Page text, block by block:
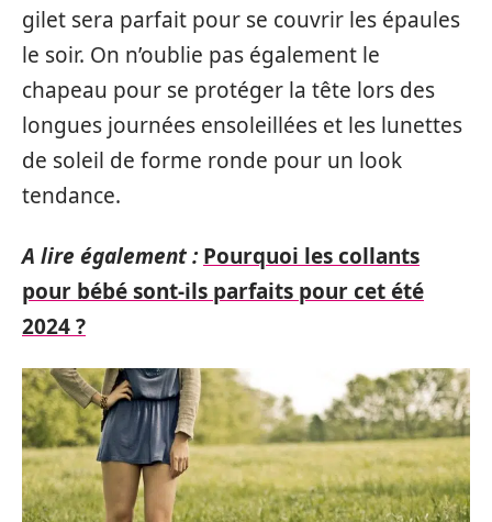
gilet sera parfait pour se couvrir les épaules
le soir. On n’oublie pas également le
chapeau pour se protéger la tête lors des
longues journées ensoleillées et les lunettes
de soleil de forme ronde pour un look
tendance.
A lire également : Pourquoi les collants
pour bébé sont-ils parfaits pour cet été
2024 ?